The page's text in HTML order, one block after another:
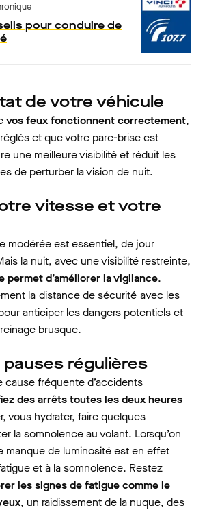
pour conduire de
de votre véhicule
vos feux fonctionnent correctement,
et que votre pare-brise est
une meilleure visibilité et réduit les
de perturber la vision de nuit.
vitesse et votre
modérée est essentiel, de jour
la nuit, avec une visibilité restreinte,
permet d’améliorer la vigilance.
la distance de sécurité avec les
anticiper les dangers potentiels et
brusque.
pauses régulières
cause fréquente d’accidents
des arrêts toutes les deux heures
vous hydrater, faire quelques
la somnolence au volant. Lorsqu’on
manque de luminosité est en effet
et à la somnolence. Restez
les signes de fatigue comme le
, un raidissement de la nuque, des